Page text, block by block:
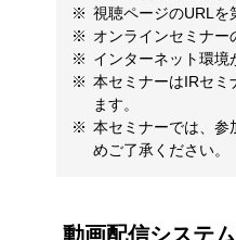
視聴ページのURLを
オンラインセミナー
インターネット環境
本セミナーはIRセミ
ます。
本セミナーでは、参
めご了承ください。
動画配信システ